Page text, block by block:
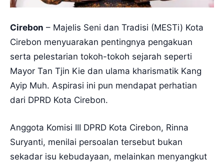
Cirebon – Majelis Seni dan Tradisi (MESTi) Kota
Cirebon menyuarakan pentingnya pengakuan
serta pelestarian tokoh-tokoh sejarah seperti
Mayor Tan Tjin Kie dan ulama kharismatik Kang
Ayip Muh. Aspirasi ini pun mendapat perhatian
dari DPRD Kota Cirebon.
Anggota Komisi III DPRD Kota Cirebon, Rinna
Suryanti, menilai persoalan tersebut bukan
sekadar isu kebudayaan, melainkan menyangkut